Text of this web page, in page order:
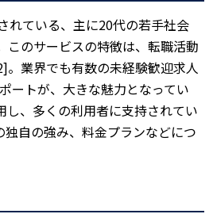
れている、主に20代の若手社会
のサービスの特徴は、転職活動
業界でも有数の未経験歓迎求人
ートが、大きな魅力となってい
、多くの利用者に支持されてい
自の強み、料金プランなどにつ